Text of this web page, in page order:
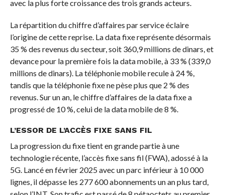
avec la plus forte croissance des trois grands acteurs.
La répartition du chiffre d’affaires par service éclaire
l’origine de cette reprise. La data fixe représente désormais
35 % des revenus du secteur, soit 360,9 millions de dinars, et
devance pour la première fois la data mobile, à 33 % (339,0
millions de dinars). La téléphonie mobile recule à 24 %,
tandis que la téléphonie fixe ne pèse plus que 2 % des
revenus. Sur un an, le chiffre d’affaires de la data fixe a
progressé de 10 %, celui de la data mobile de 8 %.
L’ESSOR DE L’ACCÈS FIXE SANS FIL
La progression du fixe tient en grande partie à une
technologie récente, l’accès fixe sans fil (FWA), adossé à la
5G. Lancé en février 2025 avec un parc inférieur à 10 000
lignes, il dépasse les 277 600 abonnements un an plus tard,